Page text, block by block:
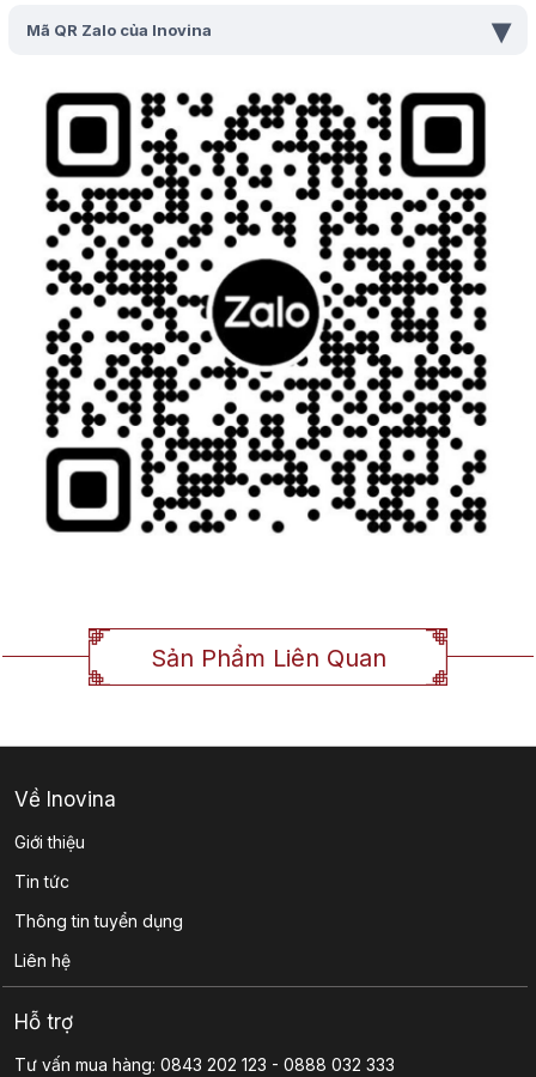
Mã QR Zalo của Inovina ▾
Sản Phẩm Liên Quan
Về Inovina
Giới thiệu
Tin tức
Thông tin tuyển dụng
Liên hệ
Hỗ trợ
Tư vấn mua hàng: 0843 202 123 - 0888 032 333